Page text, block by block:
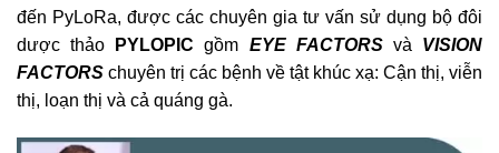
đến PyLoRa, được các chuyên gia tư vấn sử dụng bộ đôi
dược thảo
PYLOPIC gồm EYE FACTORS và VISION
FACTORS chuyên trị các bệnh về tật khúc xạ: Cận thị, viễn
thị, loạn thị và cả quáng gà.